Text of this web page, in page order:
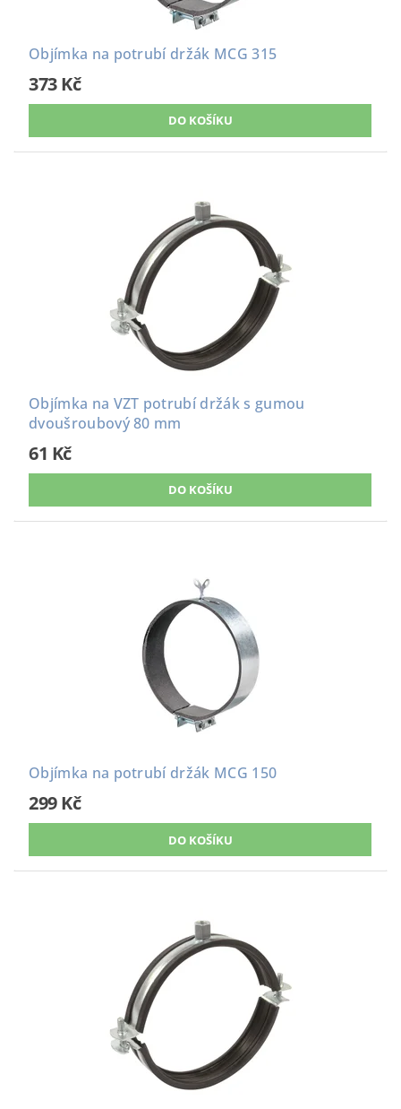
Objímka na potrubí držák MCG 315
373 Kč
Objímka na VZT potrubí držák s gumou
dvoušroubový 80 mm
61 Kč
Objímka na potrubí držák MCG 150
299 Kč